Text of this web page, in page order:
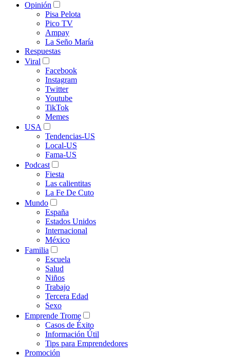
Opinión
Pisa Pelota
Pico TV
Ampay
La Seño María
Respuestas
Viral
Facebook
Instagram
Twitter
Youtube
TikTok
Memes
USA
Tendencias-US
Local-US
Fama-US
Podcast
Fiesta
Las calientitas
La Fe De Cuto
Mundo
España
Estados Unidos
Internacional
México
Familia
Escuela
Salud
Niños
Trabajo
Tercera Edad
Sexo
Emprende Trome
Casos de Éxito
Información Útil
Tips para Emprendedores
Promoción